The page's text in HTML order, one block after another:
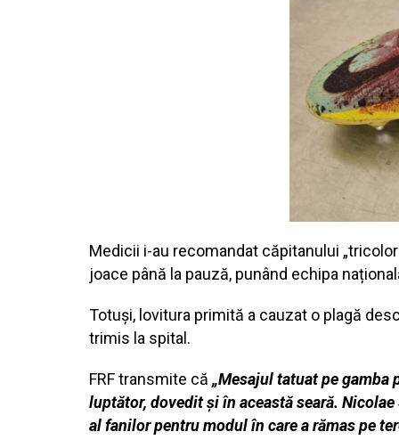
Medicii i-au recomandat căpitanului
joace până la pauză, punând echipa
Totuși, lovitura primită a cauzat o plagă
trimis la spital.
FRF transmite că „Mesajul tatuat pe
luptător, dovedit și în această seară.
al fanilor pentru modul în care a rămas pe